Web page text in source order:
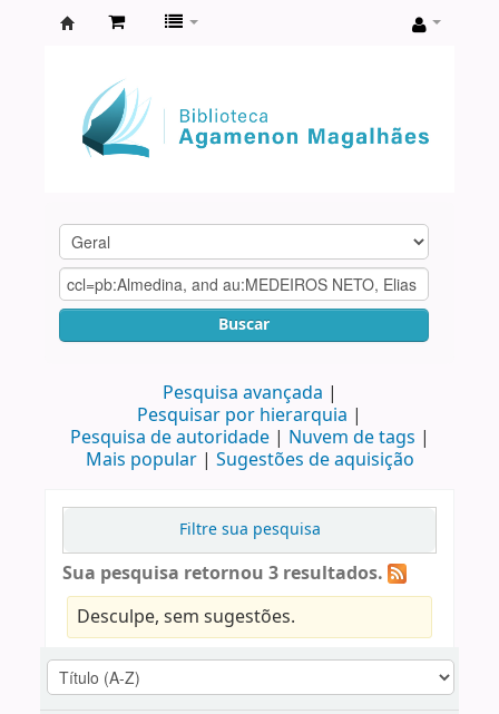
Agamenon
Magalhães
Buscar
Pesquisa avançada
Pesquisar por hierarquia
Pesquisa de autoridade
Nuvem de tags
Mais popular
Sugestões de aquisição
Filtre sua pesquisa
Sua pesquisa retornou 3 resultados.
Desculpe, sem sugestões.